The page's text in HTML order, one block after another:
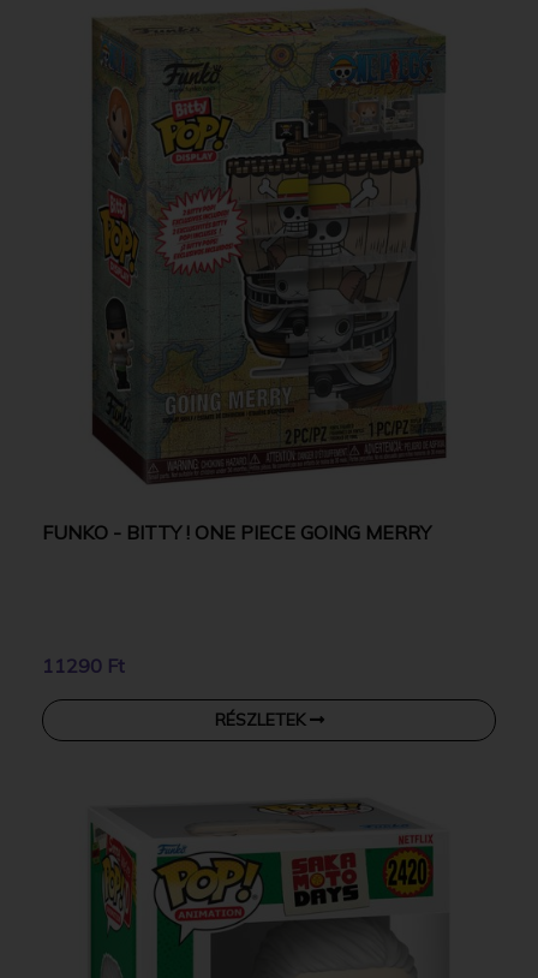
FUNKO - BITTY ! ONE PIECE GOING MERRY
11290 Ft
RÉSZLETEK